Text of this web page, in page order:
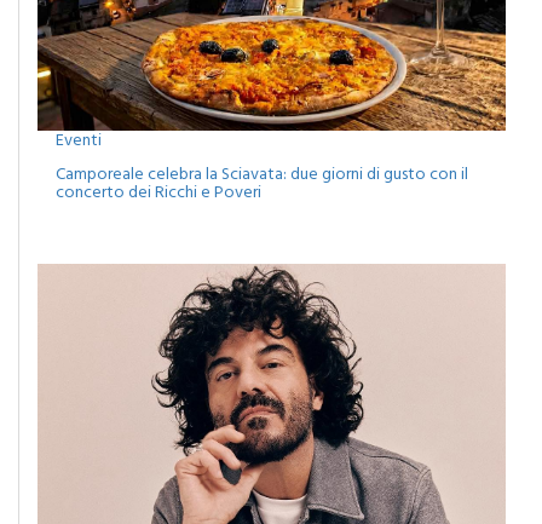
Eventi
Camporeale celebra la Sciavata: due giorni di gusto con il
concerto dei Ricchi e Poveri